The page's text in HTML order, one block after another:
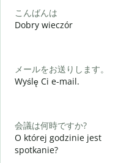
こんばんは
Dobry wieczór
メールをお送りします。
Wyślę Ci e-mail.
会議は何時ですか?
O której godzinie jest
spotkanie?